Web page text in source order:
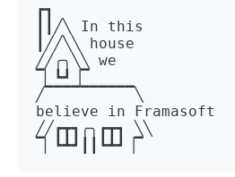
┏┓
┃┃╱╲ In this
┃╱╱╲╲ house
╱╱╭╮╲╲ we
▔▏┗┛▕▔
╱▔▔▔▔▔▔▔▔▔▔╲
believe in Framasoft
╱╱┏┳┓╭╮┏┳┓ ╲╲
▔▏┗┻┛┃┃┗┻┛▕▔